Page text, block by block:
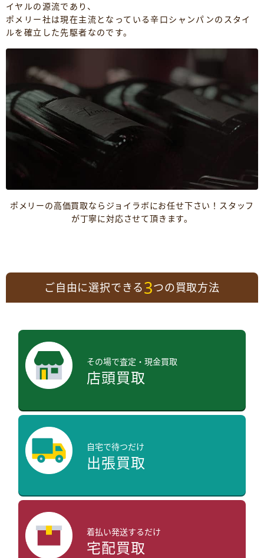
イヤルの源流であり、
ポメリー社は現在主流となっている辛口シャンパンのスタイ
ルを確立した先駆者なのです。
ポメリーの高価買取ならジョイラボにお任せ下さい！スタッフ
が丁寧に対応させて頂きます。
ご自由に選択できる3つの買取方法
その場で査定・現金買取
店頭買取
自宅で待つだけ
出張買取
着払い発送するだけ
宅配買取